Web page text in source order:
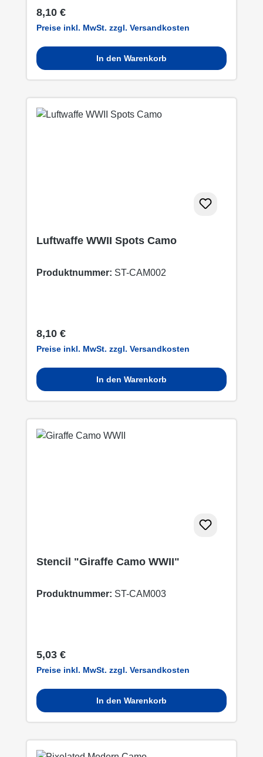
Regulärer Preis:
8,10 €
Preise inkl. MwSt. zzgl. Versandkosten
In den Warenkorb
Luftwaffe WWII Spots Camo
Produktnummer: ST-CAM002
Regulärer Preis:
8,10 €
Preise inkl. MwSt. zzgl. Versandkosten
In den Warenkorb
Stencil "Giraffe Camo WWII"
Produktnummer: ST-CAM003
Regulärer Preis:
5,03 €
Preise inkl. MwSt. zzgl. Versandkosten
In den Warenkorb